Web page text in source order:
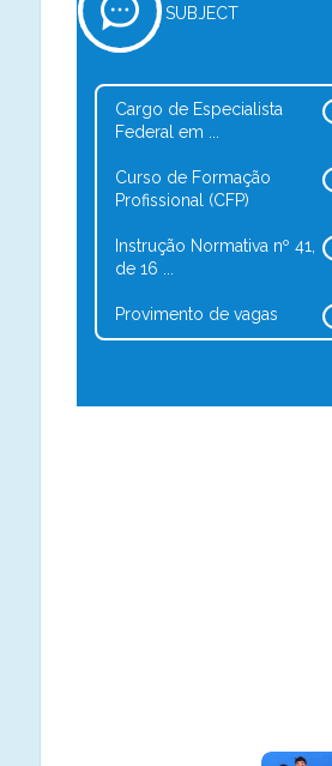
SUBJECT
Cargo de Especialista
Federal em ...
Curso de Formação
Profissional (CFP)
Instrução Normativa nº 41,
de 16 ...
Provimento de vagas